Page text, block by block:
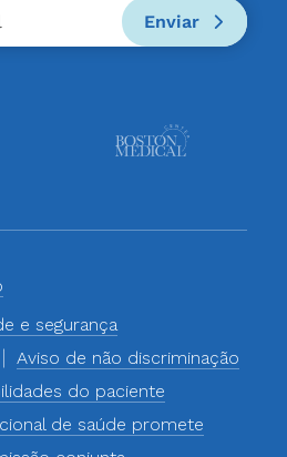
Enviar
e segurança
Aviso de não discriminação
do paciente
de saúde promete